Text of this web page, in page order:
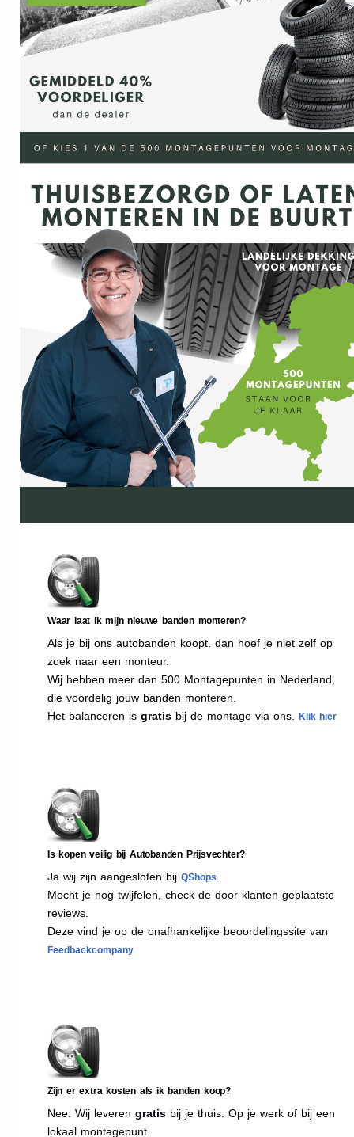
Waar laat ik mijn nieuwe banden monteren?
Als je bij ons autobanden koopt, dan hoef je niet zelf op
zoek naar een monteur.
Wij hebben meer dan 500 Montagepunten in Nederland,
die voordelig jouw banden monteren.
Het balanceren is gratis bij de montage via ons. Klik hier
Is kopen veilig bij Autobanden Prijsvechter?
Ja wij zijn aangesloten bij QShops
Mocht je nog twijfelen, check de door klanten geplaatste
reviews.
Deze vind je op de onafhankelijke beoordelingssite van
Feedbackcompany
Zijn er extra kosten als ik banden koop?
Nee. Wij leveren gratis bij je thuis. Op je werk of bij een
lokaal montagepunt.